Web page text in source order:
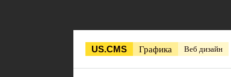
US.CMS Графика Веб дизайн